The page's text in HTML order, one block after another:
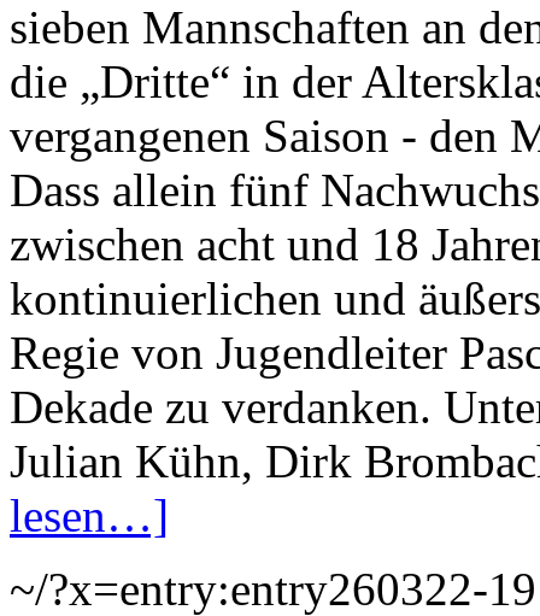
sieben Mannschaften an
die „Dritte“ in der
vergangenen Saison - den
Dass allein fünf
zwischen acht und 18
kontinuierlichen und
Regie von Jugendleiter
Dekade zu verdanken.
Julian Kühn, Dirk
lesen…]
~/?x=entry:entry260322-